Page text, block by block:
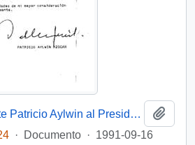
[Carta del Presidente Patricio Aylwin al Presidente del Gobierno Vasco]
· Documento · 1991-09-16